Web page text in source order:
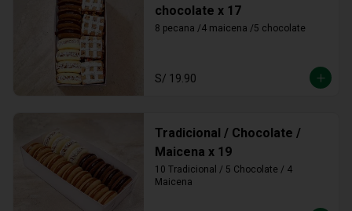
chocolate x 17
8 pecana /4 maicena /5 chocolate
S/ 19.90
Tradicional / Chocolate /
Maicena x 19
10 Tradicional / 5 Chocolate / 4
Maicena